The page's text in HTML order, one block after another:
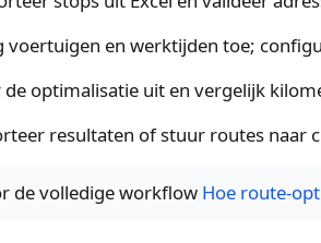
voertuigen en werktijden toe;
de optimalisatie uit en vergelijk
resultaten of stuur routes naar
de volledige workflow Hoe route-